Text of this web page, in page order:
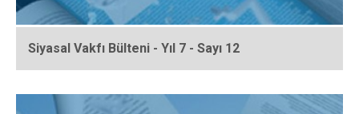
Siyasal Vakfı Bülteni - Yıl 7 - Sayı 12